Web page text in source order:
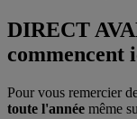
DIRECT
commencent
Pour vous remercier
toute l'année même